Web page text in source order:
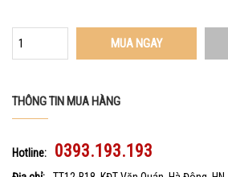
MUA NGAY
THÔNG TIN MUA HÀNG
Hotline: 0393.193.193